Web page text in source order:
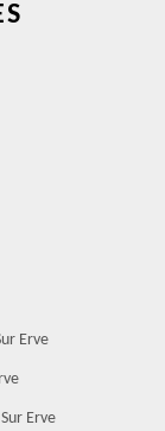
Erve
Erve